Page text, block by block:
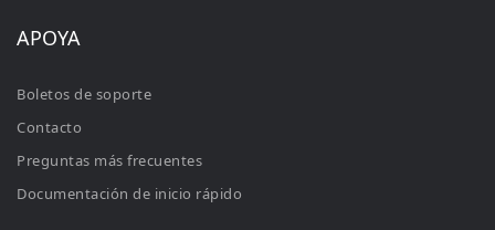
APOYA
Boletos de soporte
Contacto
Preguntas más frecuentes
Documentación de inicio rápido